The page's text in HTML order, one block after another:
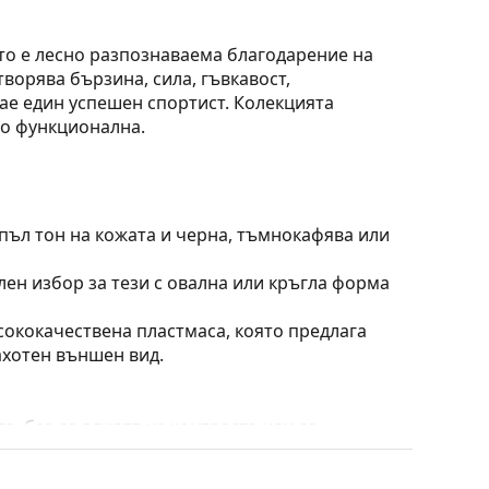
е лесно разпознаваема благодарение на
бързина, сила, гъвкавост,
един успешен спортист. Колекцията
функционална.
тон на кожата и черна, тъмнокафява или
избор за тези с овална или кръгла форма
пластмаса, която предлага
външен вид.
без да влияят на контраста или да
предимства са лекото тегло и по-